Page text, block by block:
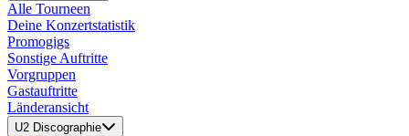
Alle Tourneen
Deine Konzertstatistik
Promogigs
Sonstige Auftritte
Vorgruppen
Gastauftritte
Länderansicht
U2 Discographie